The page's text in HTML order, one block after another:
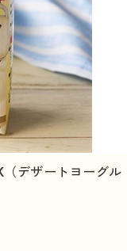
（デザートヨーグ